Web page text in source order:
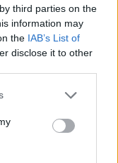
third parties on the
information may
the IAB’s List of
disclose it to other
no Alentejo
percentagem de